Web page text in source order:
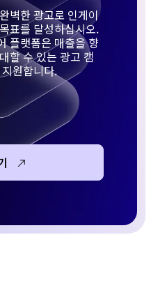
벽한 광고로 인게이
표를 달성하십시오.
플랫폼은 매출을 향
할 수 있는 광고 캠
원합니다.